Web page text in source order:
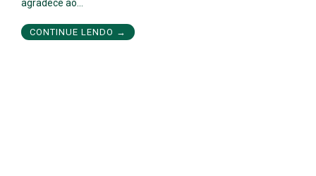
agradece ao…
CONTINUE LENDO →